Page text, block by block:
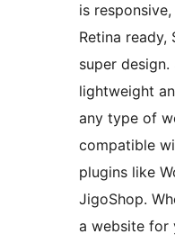
is
Retina ready,
super
lightweight
any type of
compatible
plugins like
JigoShop.
a website for